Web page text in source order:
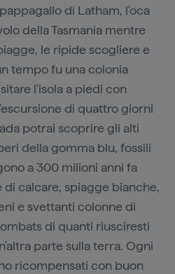
di Latham, l'oca
della Tasmania mentre
le ripide scogliere e
tempo fu una colonia
l'isola a piedi con
di quattro giorni
potrai scoprire gli alti
della gomma blu, fossili
a 300 milioni anni fa
calcare, spiagge bianche,
e svettanti colonne di
di quanti riusciresti
parte sulla terra. Ogni
ricompensati con buon